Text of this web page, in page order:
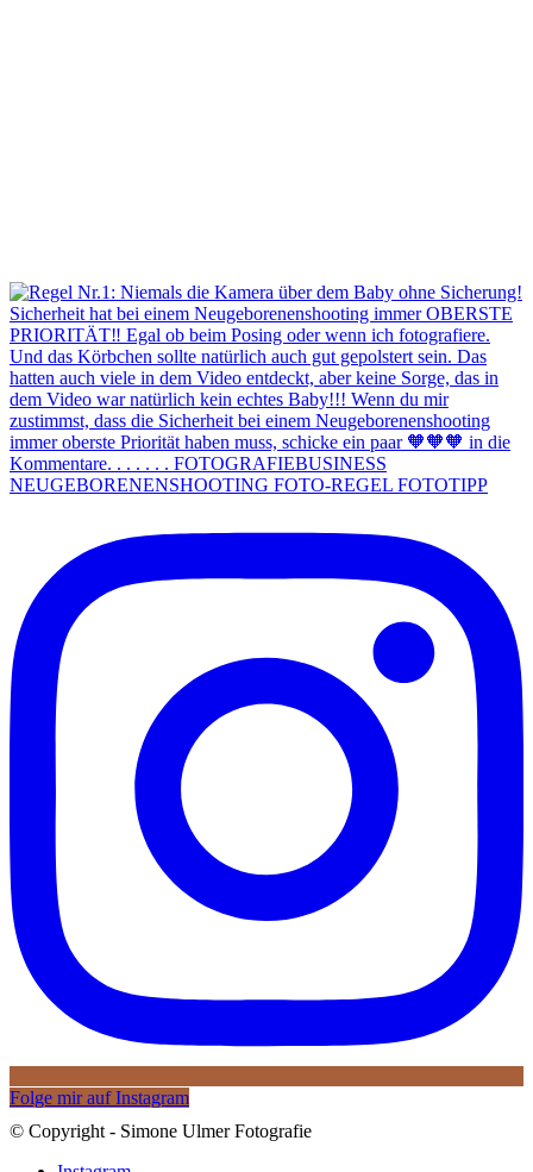
Folge mir auf Instagram
© Copyright - Simone Ulmer Fotografie